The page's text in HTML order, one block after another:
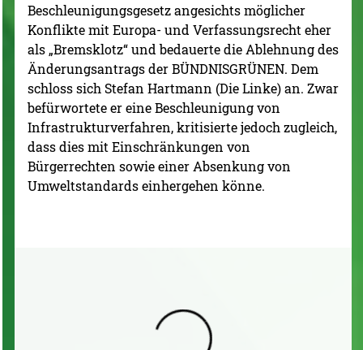
Beschleunigungsgesetz angesichts möglicher
Konflikte mit Europa- und Verfassungsrecht eher
als „Bremsklotz“ und bedauerte die Ablehnung des
Änderungsantrags der BÜNDNISGRÜNEN. Dem
schloss sich Stefan Hartmann (Die Linke) an. Zwar
befürwortete er eine Beschleunigung von
Infrastrukturverfahren, kritisierte jedoch zugleich,
dass dies mit Einschränkungen von
Bürgerrechten sowie einer Absenkung von
Umweltstandards einhergehen könne.